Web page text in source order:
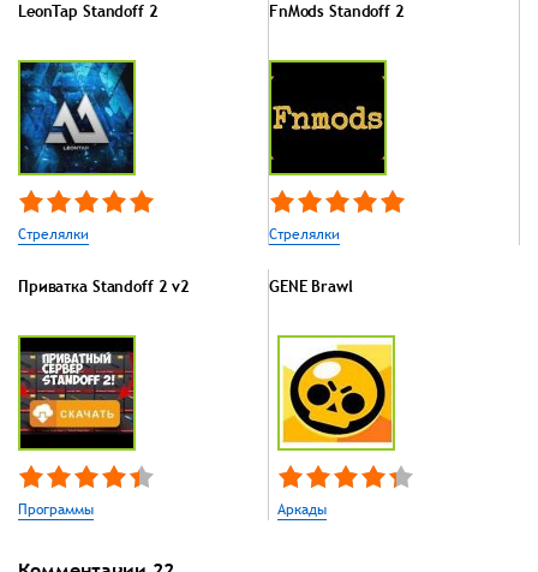
LeonTap Standoff 2
Стрелялки
FnMods Standoff 2
Стрелялки
Приватка Standoff 2 v2
Программы
GENE Brawl
Аркады